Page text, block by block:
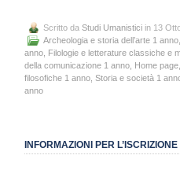
Scritto da Studi Umanistici in 13
Archeologia e storia dell’arte 1 anno
anno Filologie e letterature classiche e
della comunicazione 1 anno Home page
filosofiche 1 anno Storia e società 1
anno
INFORMAZIONI PER